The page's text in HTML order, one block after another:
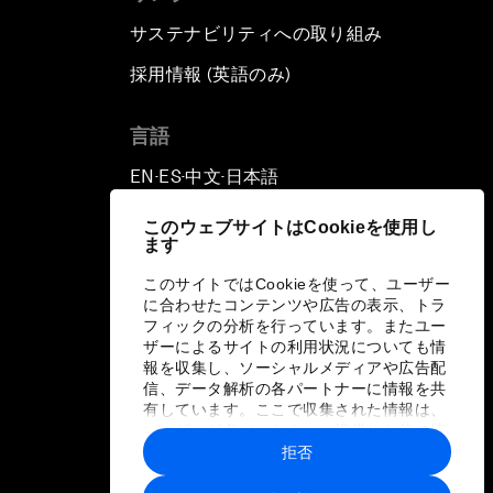
このウェブサイトはCookieを使用し
ます
このサイトではCookieを使って、ユーザー
に合わせたコンテンツや広告の表示、トラ
フィックの分析を行っています。またユー
ザーによるサイトの利用状況についても情
報を収集し、ソーシャルメディアや広告配
信、データ解析の各パートナーに情報を共
有しています。ここで収集された情報は、
ユーザーが各パートナーに提供した他の情
報や各パートナーのサービスを使用した際
に収集された情報と組み合わされ、各パー
拒否
サステナビリティへの取り組み
採用情報 (英語のみ)
言語
EN ▪ ES▪中文▪ 日本語